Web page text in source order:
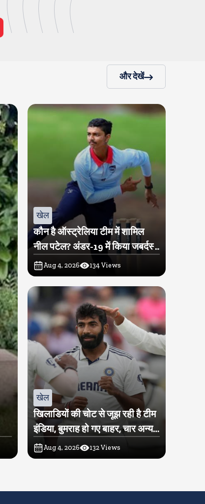
और देखें
खेल
कौन है ऑस्ट्रेलिया टीम में शामिल
नील पटेल? अंडर-19 में किया जबर्दस्त
प्रदर्शन
Aug 4, 2026 134Views
खेल
खिलाडियों की चोट से जूझ रही है टीम
इंडिया, बुमराह हो गए बाहर, चार अन्य
खिलाडी पर भी लटकी तलवार
Aug 4, 2026 132Views